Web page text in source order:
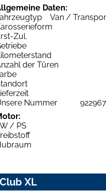
Daten:
Van /
Zul.
der Türen
Nummer
/ PS
XL